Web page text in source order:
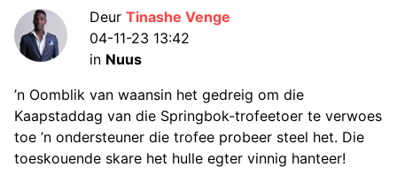
Deur Tinashe Venge
04-11-23 13:42
in Nuus
’n Oomblik van waansin het gedreig om die
Kaapstaddag van die Springbok-trofeetoer te verwoes
toe ’n ondersteuner die trofee probeer steel het. Die
toeskouende skare het hulle egter vinnig hanteer!